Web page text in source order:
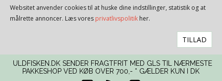
Websitet anvender cookies til at huske dine indstillinger, statistik og at
målrette annoncer. Læs vores privatlivspolitik her.
TILLAD
ULDFISKEN.DK SENDER FRAGTFRIT MED GLS TIL NÆRMESTE
PAKKESHOP VED KØB OVER 700,- * GÆLDER KUN I DK